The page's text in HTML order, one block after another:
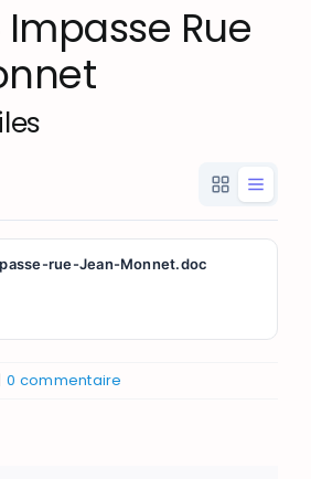
Rue
rue-Jean-Monnet.doc
0 commentaire